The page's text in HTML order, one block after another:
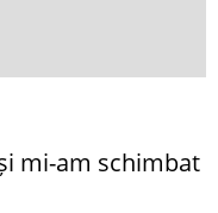
mi-am schimbat